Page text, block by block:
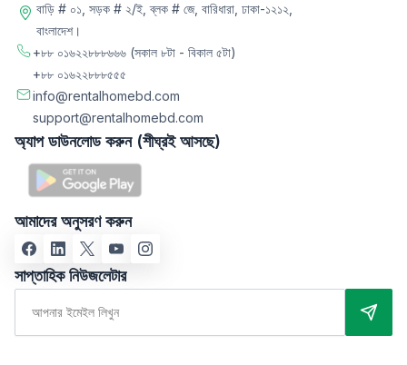
বাড়ি # ০১, সড়ক # ২/ই, ব্লক # জে, বারিধারা, ঢাকা-১২১২,
বাংলাদেশ।
+৮৮ ০১৬২২৮৮৮৬৬৬ (সকাল ৮টা - বিকাল ৫টা)
+৮৮ ০১৬২২৮৮৮৫৫৫
info@rentalhomebd.com
support@rentalhomebd.com
অ্যাপ ডাউনলোড করুন (শীঘ্রই আসছে)
আমাদের অনুসরণ করুন
সাপ্তাহিক নিউজলেটার